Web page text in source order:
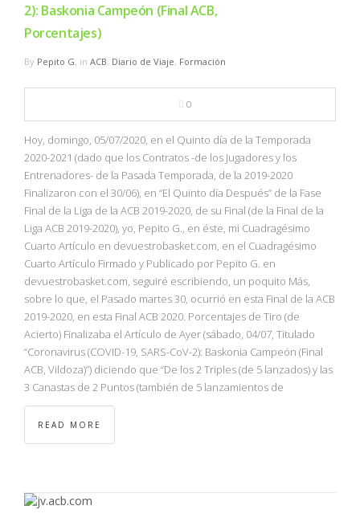
2): Baskonia Campeón (Final ACB,
Porcentajes)
By Pepito G. in ACB, Diario de Viaje, Formación
0
Hoy, domingo, 05/07/2020, en el Quinto día de la Temporada
2020-2021 (dado que los Contratos -de los Jugadores y los
Entrenadores- de la Pasada Temporada, de la 2019-2020
Finalizaron con el 30/06), en “El Quinto día Después” de la Fase
Final de la Liga de la ACB 2019-2020, de su Final (de la Final de la
Liga ACB 2019-2020), yo, Pepito G., en éste, mi Cuadragésimo
Cuarto Artículo en devuestrobasket.com, en el Cuadragésimo
Cuarto Artículo Firmado y Publicado por Pepito G. en
devuestrobasket.com, seguiré escribiendo, un poquito Más,
sobre lo que, el Pasado martes 30, ocurrió en esta Final de la ACB
2019-2020, en esta Final ACB 2020. Porcentajes de Tiro (de
Acierto) Finalizaba el Artículo de Ayer (sábado, 04/07, Titulado
“Coronavirus (COVID-19, SARS-CoV-2): Baskonia Campeón (Final
ACB, Vildoza)”) diciendo que “De los 2 Triples (de 5 lanzados) y las
3 Canastas de 2 Puntos (también de 5 lanzamientos de
READ MORE